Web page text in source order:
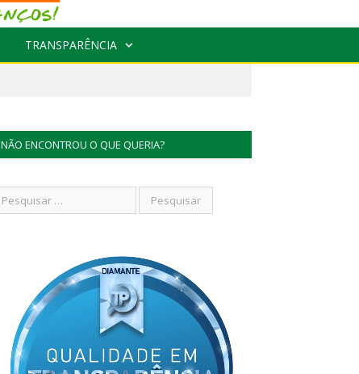
TRANSPARÊNCIA
NÃO ENCONTROU O QUE QUERIA?